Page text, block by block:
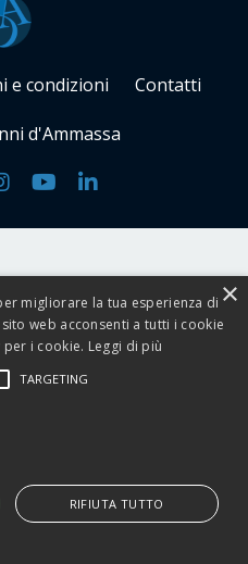
e condizioni Contatti
d'Ammassa
×
migliorare la tua esperienza di
web acconsenti a tutti i cookie
i cookie. Leggi di più
TARGETING
RIFIUTA TUTTO